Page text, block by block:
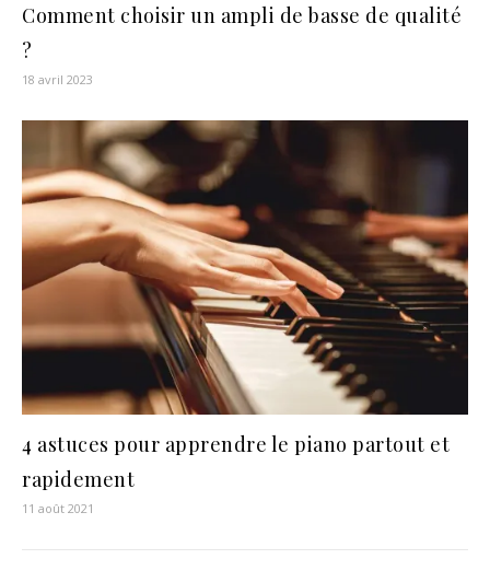
Comment choisir un ampli de basse de qualité
?
18 avril 2023
4 astuces pour apprendre le piano partout et
rapidement
11 août 2021